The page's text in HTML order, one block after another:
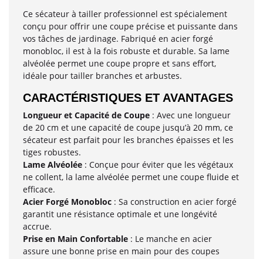
Ce sécateur à tailler professionnel est spécialement
conçu pour offrir une coupe précise et puissante dans
vos tâches de jardinage. Fabriqué en acier forgé
monobloc, il est à la fois robuste et durable. Sa lame
alvéolée permet une coupe propre et sans effort,
idéale pour tailler branches et arbustes.
CARACTÉRISTIQUES ET AVANTAGES
Longueur et Capacité de Coupe : Avec une longueur
de 20 cm et une capacité de coupe jusqu’à 20 mm, ce
sécateur est parfait pour les branches épaisses et les
tiges robustes.
Lame Alvéolée : Conçue pour éviter que les végétaux
ne collent, la lame alvéolée permet une coupe fluide et
efficace.
Acier Forgé Monobloc : Sa construction en acier forgé
garantit une résistance optimale et une longévité
accrue.
Prise en Main Confortable : Le manche en acier
assure une bonne prise en main pour des coupes